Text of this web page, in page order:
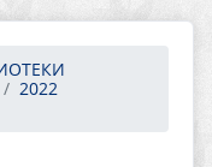
2022